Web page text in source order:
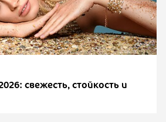
свежесть, стойкость и